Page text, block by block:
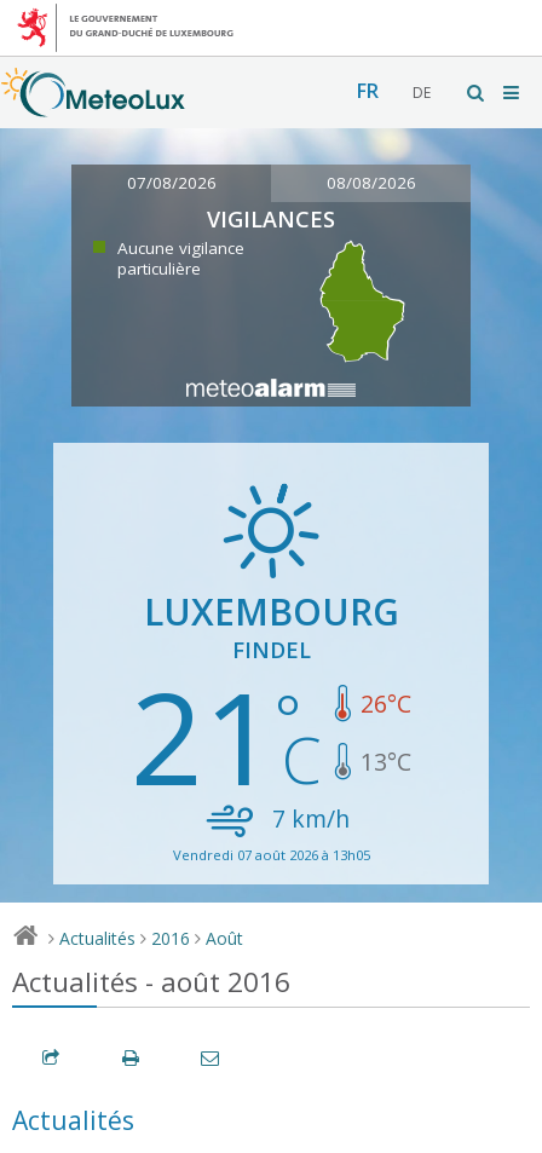
FR DE
07/08/2026 08/08/2026
VIGILANCES
Aucune vigilance
particulière
LUXEMBOURG
FINDEL
21 26°C
13°C
7 km/h
Vendredi 07 août 2026 à 13h05
> Actualités > 2016 > Août
Actualités - août 2016
Actualités